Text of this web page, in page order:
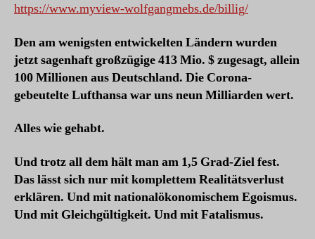
https://www.myview-wolfgangmebs.de/billig/
Den am wenigsten entwickelten Ländern wurden
jetzt sagenhaft großzügige 413 Mio. $ zugesagt, allein
100 Millionen aus Deutschland. Die Corona-
gebeutelte Lufthansa war uns neun Milliarden wert.
Alles wie gehabt.
Und trotz all dem hält man am 1,5 Grad-Ziel fest.
Das lässt sich nur mit komplettem Realitätsverlust
erklären. Und mit nationalökonomischem Egoismus.
Und mit Gleichgültigkeit. Und mit Fatalismus.